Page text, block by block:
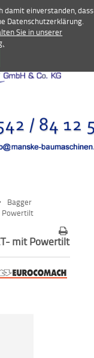
Bagger
Powertilt
mit Powertilt
damit einverstanden, dass
Datenschutzerklärung.
Sie in unserer